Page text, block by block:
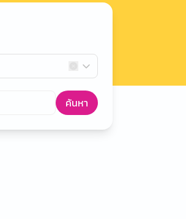
ค้นหา